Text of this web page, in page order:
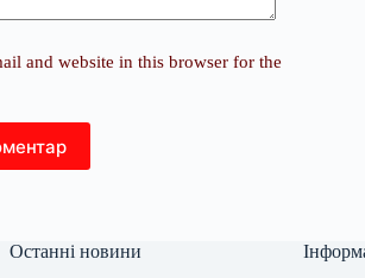
and website in this browser for the
Останні новини